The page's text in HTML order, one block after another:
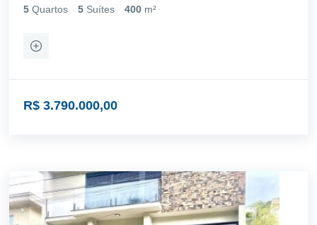
5 Quartos 5 Suítes 400 m²
R$ 3.790.000,00